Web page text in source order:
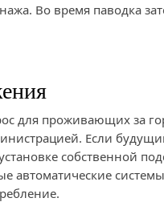
Во время паводка
для проживающих за
Если
собственной
автоматические